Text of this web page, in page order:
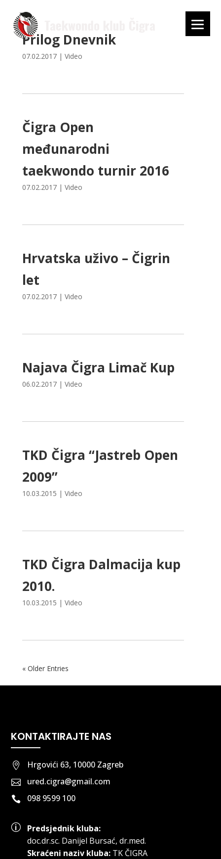
Prilog Dnevnik
07.02.2017| Video
Čigra Open
međunarodni
taekwondo turnir 2016
07.02.2017| Video
Hrvatska uživo – Čigrin
let
07.02.2017| Video
Najava Čigra Limač Kup
06.02.2017| Video
TKD Čigra “Jastreb Open
2009”
10.03.2015 | Video
TKD Čigra Dalmacija kup
2010.
10.03.2015 | Video
« Older Entries
KONTAKTIRAJTE NAS
 Hrgovići 63, 10000 Zagreb
 ured.cigra@gmail.com
 098 9599 100
p
Predsjednik kluba:
doc.dr.sc. Danijel Bursać, dr.med.
Skraćeni naziv kluba:TK ČIGRA